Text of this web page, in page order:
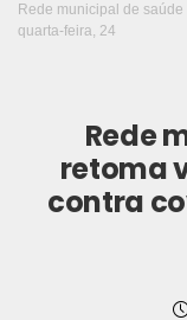
Rede municipal de
quarta-feira, 24
Rede
retoma
contra